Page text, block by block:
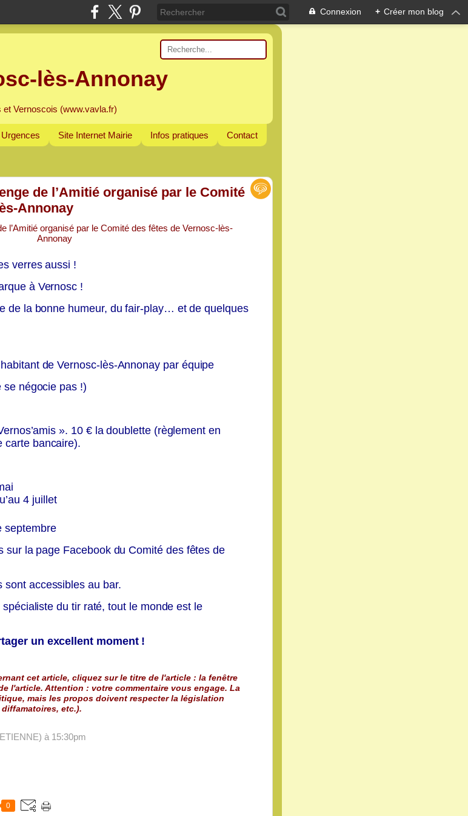
Connexion + Créer mon blog
lès-Annonay
Vernoscois (www.vavla.fr)
Urgences Site Internet Mairie Infos pratiques Contact
de l’Amitié organisé par le Comité
Annonay
verres aussi !
à Vernosc !
de la bonne humeur, du fair-play… et de quelques
de Vernosc-lès-Annonay par équipe
se négocie pas !)
». 10 € la doublette (règlement en
carte bancaire).
4 juillet
septembre
sur la page Facebook du Comité des fêtes de
sont accessibles au bar.
du tir raté, tout le monde est le
un excellent moment !
cet article, cliquez sur le titre de l'article : la fenêtre
l'article. Attention : votre commentaire vous engage. La
mais les propos doivent respecter la législation
etc.).
à 15:30pm
0